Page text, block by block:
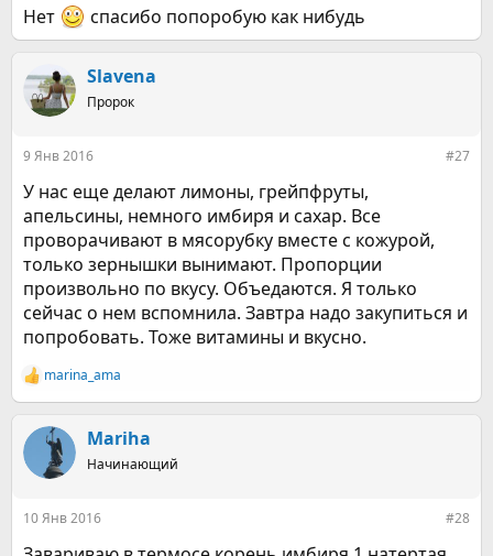
Нет спасибо попоробую как нибудь
Slavena
Пророк
9 Янв 2016 #27
У нас еще делают лимоны, грейпфруты,
апельсины, немного имбиря и сахар. Все
проворачивают в мясорубку вместе с кожурой,
только зернышки вынимают. Пропорции
произвольно по вкусу. Объедаются. Я только
сейчас о нем вспомнила. Завтра надо закупиться и
попробовать. Тоже витамины и вкусно.
Р
е
к
ц
и
marina_ama
Mariha
Начинающий
10 Янв 2016 #28